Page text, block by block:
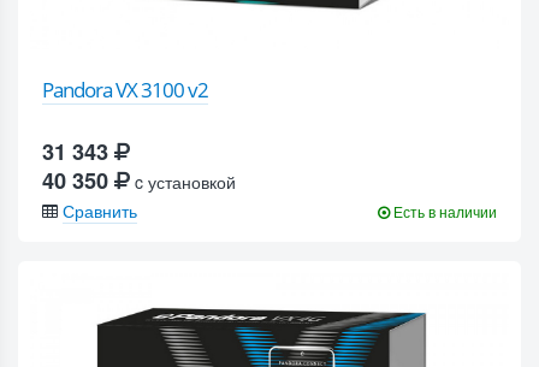
Pandora VX 3100 v2
31 343
40 350
c установкой
Сравнить
Есть в наличии